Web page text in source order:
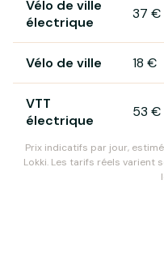
Vélo de ville
électrique
37 €
Vélo de ville 18 €
VTT
électrique
53 €
Prix indicatifs par jour,
Lokki. Les tarifs réels varient